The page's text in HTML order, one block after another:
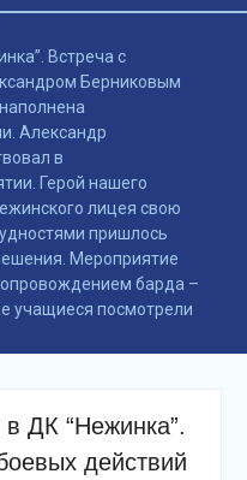
и
Встреча с
Берниковым
Александр
в
Герой нашего
лицея свою
пришлось
Мероприятие
барда –
учащиеся посмотрели
ДК “Нежинка”.
действий